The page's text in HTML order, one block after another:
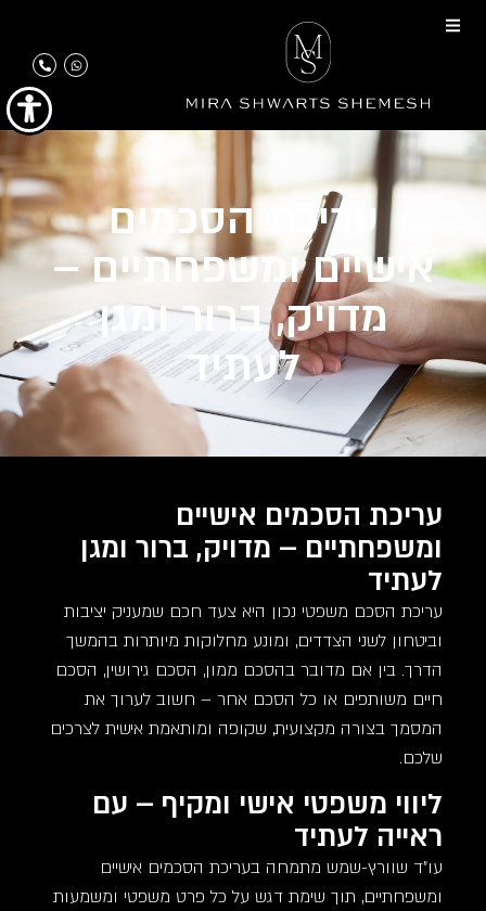
עריכת הסכמים
אישיים ומשפחתיים –
מדויק, ברור ומגן
לעתיד
עריכת הסכמים אישיים
ומשפחתיים – מדויק, ברור ומגן
לעתיד
עריכת הסכם משפטי נכון היא צעד חכם שמעניק יציבות
וביטחון לשני הצדדים, ומונע מחלוקות מיותרות בהמשך
הדרך. בין אם מדובר בהסכם ממון, הסכם גירושין, הסכם
חיים משותפים או כל הסכם אחר – חשוב לערוך את
המסמך בצורה מקצועית, שקופה ומותאמת אישית לצרכים
שלכם.
ליווי משפטי אישי ומקיף – עם
ראייה לעתיד
עו"ד שוורץ-שמש מתמחה בעריכת הסכמים אישיים
ומשפחתיים, תוך שימת דגש על כל פרט משפטי ומשמעות